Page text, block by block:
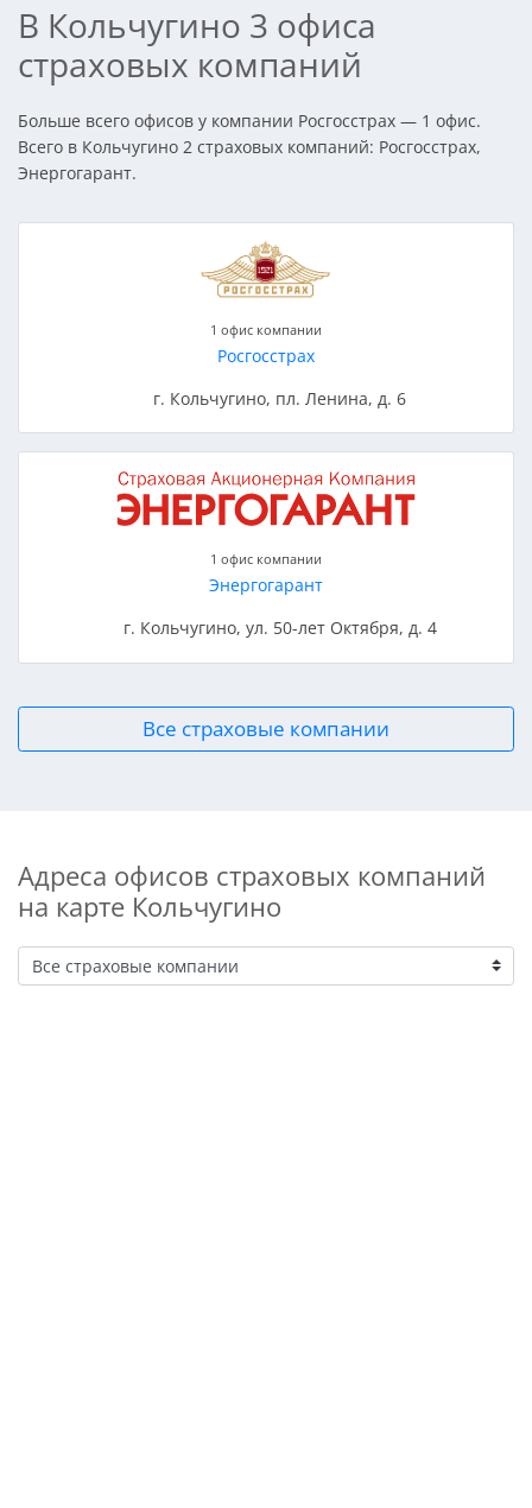
В Кольчугино 3 офиса
страховых компаний
Больше всего офисов у компании Росгосстрах — 1 офис.
Всего в Кольчугино 2 страховых компаний: Росгосстрах,
Энергогарант.
1 офис компании
Росгосстрах
г. Кольчугино, пл. Ленина, д. 6
1 офис компании
Энергогарант
г. Кольчугино, ул. 50-лет Октября, д. 4
Все страховые компании
Адреса офисов страховых компаний
на карте Кольчугино